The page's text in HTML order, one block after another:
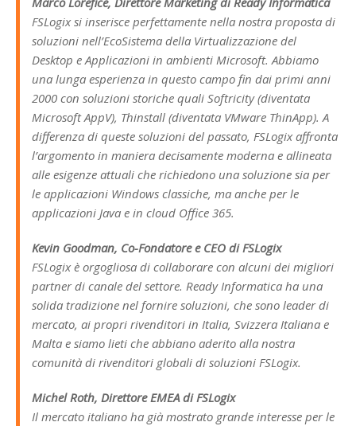
FSLogix si inserisce perfettamente nella nostra proposta di
soluzioni nell’EcoSistema della Virtualizzazione del
Desktop e Applicazioni in ambienti Microsoft. Abbiamo
una lunga esperienza in questo campo fin dai primi anni
2000 con soluzioni storiche quali Softricity (diventata
Microsoft AppV), Thinstall (diventata VMware ThinApp). A
differenza di queste soluzioni del passato, FSLogix affronta
l’argomento in maniera decisamente moderna e allineata
alle esigenze attuali che richiedono una soluzione sia per
le applicazioni Windows classiche, ma anche per le
applicazioni Java e in cloud Office 365.
Kevin Goodman, Co-Fondatore e CEO di FSLogix
FSLogix è orgogliosa di collaborare con alcuni dei migliori
partner di canale del settore. Ready Informatica ha una
solida tradizione nel fornire soluzioni, che sono leader di
mercato, ai propri rivenditori in Italia, Svizzera Italiana e
Malta e siamo lieti che abbiano aderito alla nostra
comunità di rivenditori globali di soluzioni FSLogix.
Michel Roth, Direttore EMEA di FSLogix
Il mercato italiano ha già mostrato grande interesse per le